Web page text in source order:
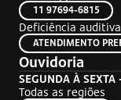
11 97694-6815
Deficiência
ATENDIMENTO
Ouvidoria
SEGUNDA À
Todas as regiões